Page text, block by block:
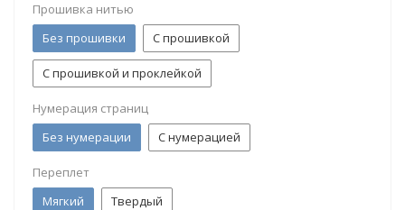
Прошивка нитью
Без прошивки
С прошивкой
С прошивкой и проклейкой
Нумерация страниц
Без нумерации
С нумерацией
Переплет
Мягкий
Твердый